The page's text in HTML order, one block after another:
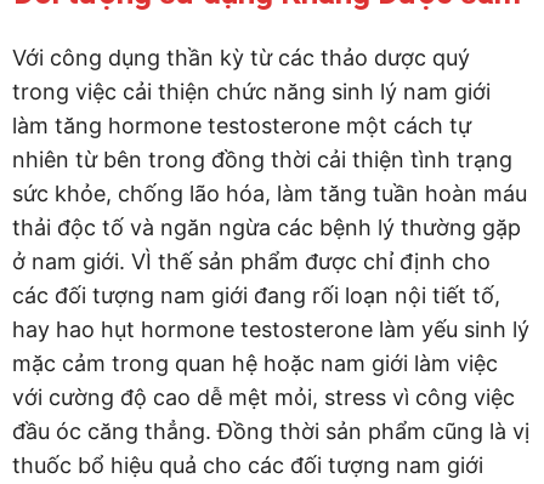
Với công dụng thần kỳ từ các thảo dược quý
trong việc cải thiện chức năng sinh lý nam giới
làm tăng hormone testosterone một cách tự
nhiên từ bên trong đồng thời cải thiện tình trạng
sức khỏe, chống lão hóa, làm tăng tuần hoàn máu
thải độc tố và ngăn ngừa các bệnh lý thường gặp
ở nam giới. VÌ thế sản phẩm được chỉ định cho
các đối tượng nam giới đang rối loạn nội tiết tố,
hay hao hụt hormone testosterone làm yếu sinh lý
mặc cảm trong quan hệ hoặc nam giới làm việc
với cường độ cao dễ mệt mỏi, stress vì công việc
đầu óc căng thẳng. Đồng thời sản phẩm cũng là vị
thuốc bổ hiệu quả cho các đối tượng nam giới